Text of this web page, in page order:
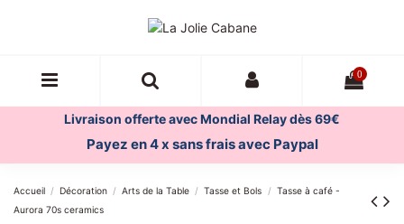
0
Livraison offerte avec Mondial Relay dès 69€
Payez en 4 x sans frais avec Paypal
Accueil Décoration Arts de la Table Tasse et Bols
Tasse à café -
Aurora 70s ceramics